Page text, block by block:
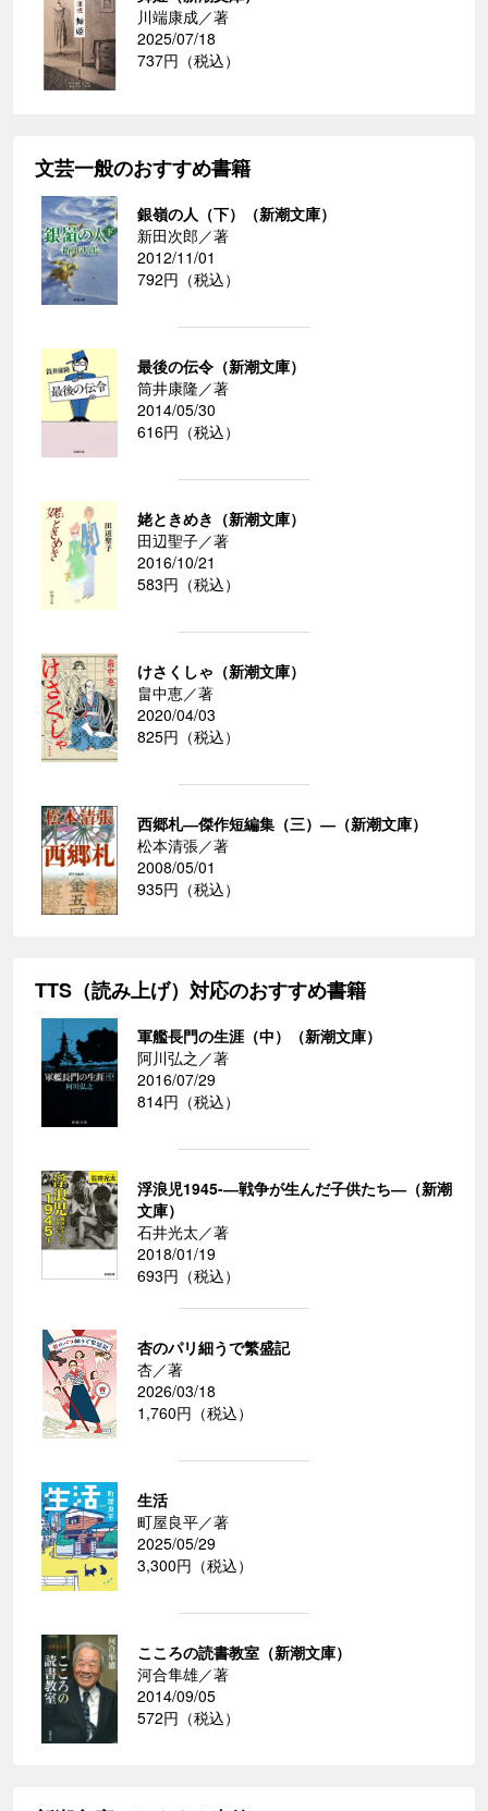
川端康成／著
2025/07/18
737円（税込）
文芸一般のおすすめ書籍
銀嶺の人（下）（新潮文庫）
新田次郎／著
2012/11/01
792円（税込）
最後の伝令（新潮文庫）
筒井康隆／著
2014/05/30
616円（税込）
姥ときめき（新潮文庫）
田辺聖子／著
2016/10/21
583円（税込）
けさくしゃ（新潮文庫）
畠中恵／著
2020/04/03
825円（税込）
西郷札―傑作短編集（三）―（新潮文庫）
松本清張／著
2008/05/01
935円（税込）
TTS（読み上げ）対応のおすすめ書籍
軍艦長門の生涯（中）（新潮文庫）
阿川弘之／著
2016/07/29
814円（税込）
浮浪児1945-―戦争が生んだ子供たち―（新潮
文庫）
石井光太／著
2018/01/19
693円（税込）
杏のパリ細うで繁盛記
杏／著
2026/03/18
1,760円（税込）
生活
町屋良平／著
2025/05/29
3,300円（税込）
こころの読書教室（新潮文庫）
河合隼雄／著
2014/09/05
572円（税込）